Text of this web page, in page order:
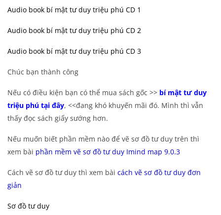
Audio book bí mật tư duy triệu phú CD 1
Audio book bí mật tư duy triệu phú CD 2
Audio book bí mật tư duy triệu phú CD 3
Chúc bạn thành công
Nếu có điều kiện bạn có thể mua sách gốc >> bí mật tư duy
triệu phú tại đây, <<đang khó khuyến mãi đó. Mình thì vẫn
thấy đọc sách giấy sướng hơn.
Nếu muốn biết phần mềm nào để vẽ sơ đồ tư duy trên thì
xem bài phần mềm vẽ sơ đồ tư duy Imind map 9.0.3
Cách vẽ sơ đồ tư duy thì xem bài cách vẽ sơ đồ tư duy đơn
giản
Sơ đồ tư duy